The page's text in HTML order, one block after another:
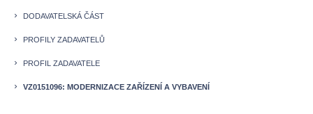
keyboard_arrow_right DODAVATELSKÁ ČÁST
keyboard_arrow_right PROFILY ZADAVATELŮ
keyboard_arrow_right PROFIL ZADAVATELE
keyboard_arrow_right VZ0151096: MODERNIZACE ZAŘÍZENÍ A VYBAVENÍ